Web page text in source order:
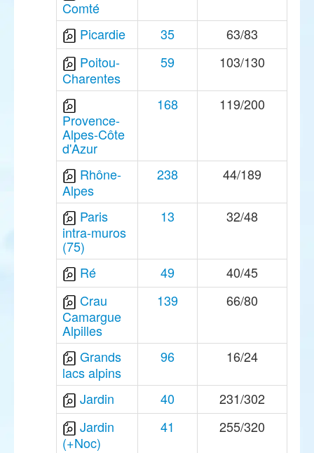
Comté
Picardie 35
63/83
Poitou-
Charentes
59 103/130
Provence-
Alpes-Côte
d'Azur
168 119/200
Rhône-
Alpes
238 44/189
Paris
intra-muros
(75)
13 32/48
Ré 49
40/45
Crau
Camargue
Alpilles
139 66/80
Grands
lacs alpins
96 16/24
Jardin 40
231/302
Jardin
(+Noc)
41 255/320